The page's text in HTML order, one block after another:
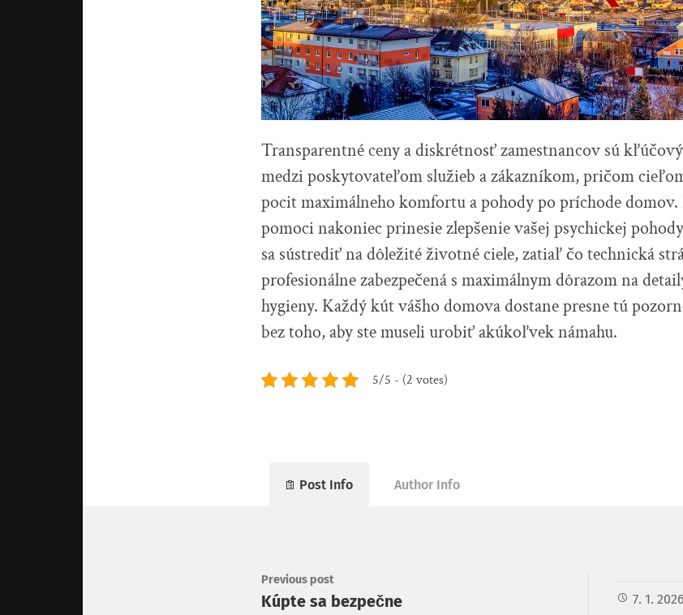
Transparentné ceny a diskrétnosť zamestnancov sú
medzi poskytovateľom služieb a zákazníkom, pričom
pocit maximálneho komfortu a pohody po príchode
pomoci nakoniec prinesie zlepšenie vašej psychickej
sa sústrediť na dôležité životné ciele, zatiaľ čo technická
profesionálne zabezpečená s maximálnym dôrazom na
hygieny. Každý kút vášho domova dostane presne tú
bez toho, aby ste museli urobiť akúkoľvek námahu.
5/5 - (2 votes)
Post Info Author Info
7. 1. 2026
Previous post
Kúpte sa bezpečne